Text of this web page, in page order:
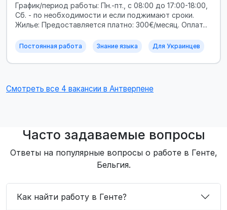
График/период работы: Пн.-пт., с 08:00 до 17:00-18:00,
Сб. - по необходимости и если поджимают сроки.
Жилье: Предоставляется платно: 300€/месяц. Оплат...
Постоянная работа Знание языка Для Украинцев
Смотреть все 4 вакансии в Антверпене
Часто задаваемые вопросы
Ответы на популярные вопросы о работе в Генте,
Бельгия.
Как найти работу в Генте?